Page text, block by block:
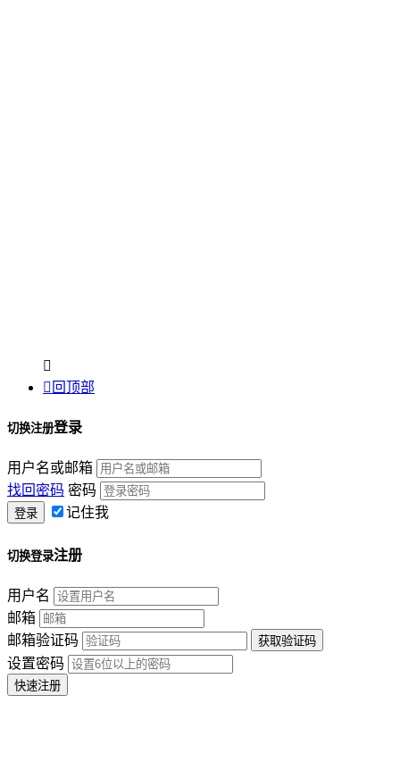

 回顶部
切换注册登录
用户名或邮箱
找回密码 密码
记住我
切换登录注册
用户名
邮箱
邮箱验证码
设置密码